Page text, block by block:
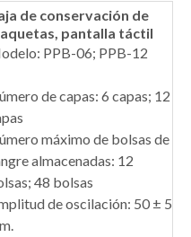
de conservación de
pantalla táctil
PPB-06; PPB-12
de capas: 6 capas; 12
máximo de bolsas de
almacenadas: 12
48 bolsas
de oscilación: 50 ± 5